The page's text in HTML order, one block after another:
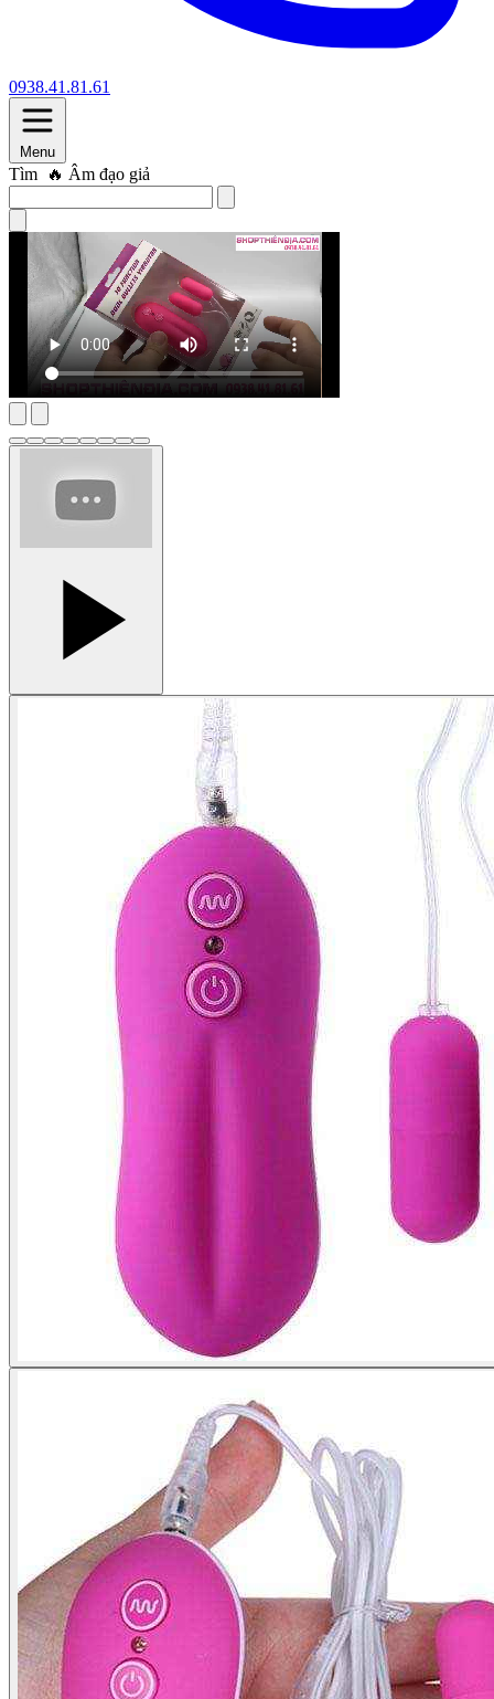
0938.41.81.61
Menu
Tìm 🔥 Âm đạo giả